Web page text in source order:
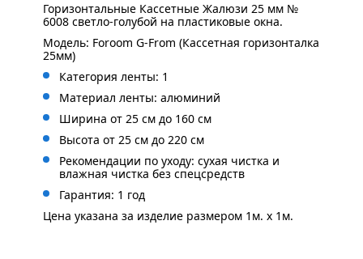
Горизонтальные Кассетные Жалюзи 25 мм №
6008 светло-голубой на пластиковые окна.
Модель: Foroom G-From (Кассетная горизонталка
25мм)
Категория ленты: 1
Материал ленты: алюминий
Ширина от 25 см до 160 см
Высота от 25 см до 220 см
Рекомендации по уходу: сухая чистка и
влажная чистка без спецсредств
Гарантия: 1 год
Цена указана за изделие размером 1м. x 1м.